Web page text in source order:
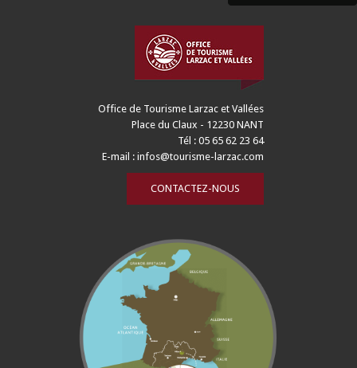
Office de Tourisme Larzac et Vallées
Place du Claux - 12230 NANT
Tél : 05 65 62 23 64
E-mail :infos@tourisme-larzac.com
CONTACTEZ-NOUS